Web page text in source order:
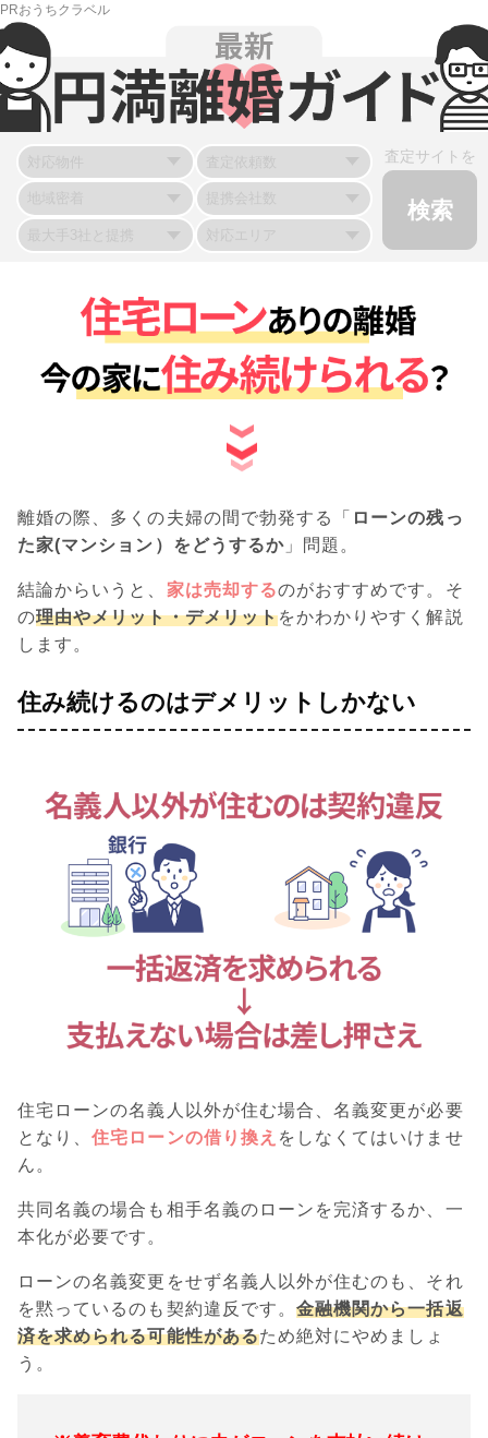
PRおうちクラベル
査定サイトを
離婚の際、多くの夫婦の間で勃発する「 ローンの残っ
た家(マンション）をどうするか 」問題。
結論からいうと、 家は売却するのがおすすめです。そ
の理由やメリット・デメリットをかわかりやすく解説
します。
住み続けるのはデメリットしかない
住宅ローンの名義人以外が住む場合、名義変更が必要
となり、住宅ローンの借り換え をしなくてはいけませ
ん。
共同名義の場合も相手名義のローンを完済するか、一
本化が必要です。
ローンの名義変更をせず名義人以外が住むのも、それ
を黙っているのも契約違反です。金融機関から一括返
済を求められる可能性があるため絶対にやめましょ
う。